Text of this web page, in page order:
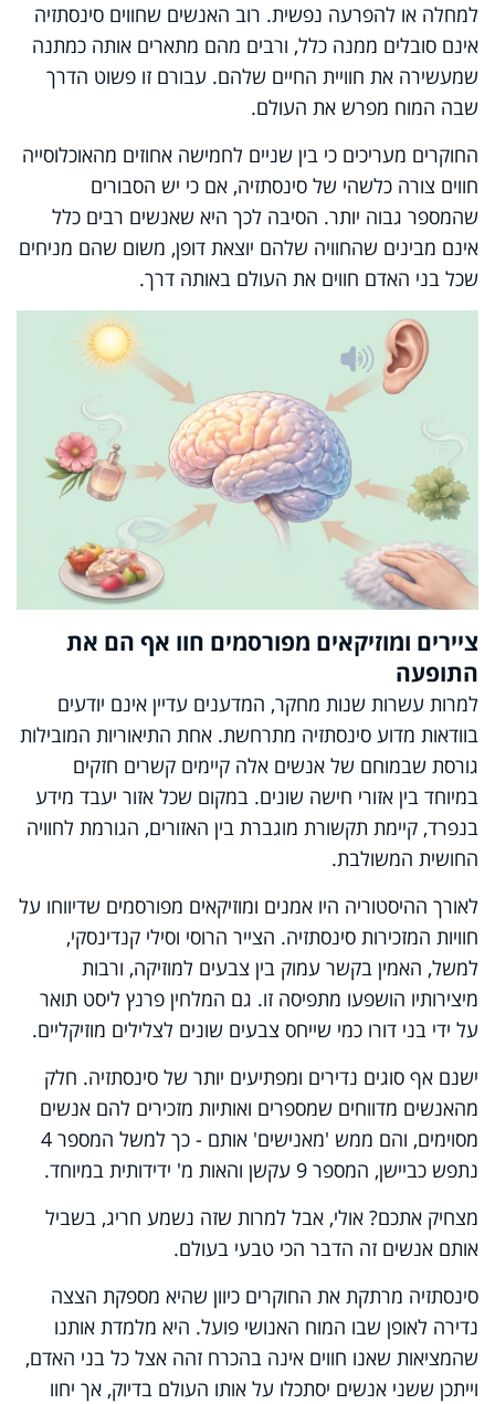
למחלה או להפרעה נפשית. רוב האנשים שחווים סינסתזיה
אינם סובלים ממנה כלל, ורבים מהם מתארים אותה כמתנה
שמעשירה את חוויית החיים שלהם. עבורם זו פשוט הדרך
שבה המוח מפרש את העולם.
החוקרים מעריכים כי בין שניים לחמישה אחוזים מהאוכלוסייה
חווים צורה כלשהי של סינסתזיה, אם כי יש הסבורים
שהמספר גבוה יותר. הסיבה לכך היא שאנשים רבים כלל
אינם מבינים שהחוויה שלהם יוצאת דופן, משום שהם מניחים
שכל בני האדם חווים את העולם באותה דרך.
ציירים ומוזיקאים מפורסמים חוו אף הם את
התופעה
למרות עשרות שנות מחקר, המדענים עדיין אינם יודעים
בוודאות מדוע סינסתזיה מתרחשת. אחת התיאוריות המובילות
גורסת שבמוחם של אנשים אלה קיימים קשרים חזקים
במיוחד בין אזורי חישה שונים. במקום שכל אזור יעבד מידע
בנפרד, קיימת תקשורת מוגברת בין האזורים, הגורמת לחוויה
החושית המשולבת.
לאורך ההיסטוריה היו אמנים ומוזיקאים מפורסמים שדיווחו על
חוויות המזכירות סינסתזיה. הצייר הרוסי וסילי קנדינסקי,
למשל, האמין בקשר עמוק בין צבעים למוזיקה, ורבות
מיצירותיו הושפעו מתפיסה זו. גם המלחין פרנץ ליסט תואר
על ידי בני דורו כמי שייחס צבעים שונים לצלילים מוזיקליים.
ישנם אף סוגים נדירים ומפתיעים יותר של סינסתזיה. חלק
מהאנשים מדווחים שמספרים ואותיות מזכירים להם אנשים
מסוימים, והם ממש 'מאנישים' אותם - כך למשל המספר 4
נתפש כביישן, המספר 9 עקשן והאות מ' ידידותית במיוחד.
מצחיק אתכם? אולי, אבל למרות שזה נשמע חריג, בשביל
אותם אנשים זה הדבר הכי טבעי בעולם.
סינסתזיה מרתקת את החוקרים כיוון שהיא מספקת הצצה
נדירה לאופן שבו המוח האנושי פועל. היא מלמדת אותנו
שהמציאות שאנו חווים אינה בהכרח זהה אצל כל בני האדם,
וייתכן ששני אנשים יסתכלו על אותו העולם בדיוק, אך יחוו